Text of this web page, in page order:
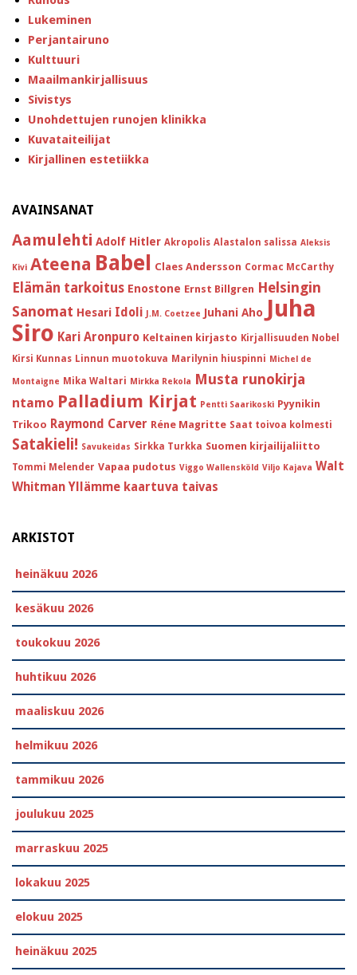
Lukeminen
Perjantairuno
Kulttuuri
Maailmankirjallisuus
Sivistys
Unohdettujen runojen klinikka
Kuvataiteilijat
Kirjallinen estetiikka
AVAINSANAT
Aamulehti Adolf Hitler Akropolis Alastalon salissa Aleksis
Kivi Ateena Babel Claes Andersson Cormac McCarthy
Elämän tarkoitus Enostone Ernst Billgren Helsingin
Sanomat Hesari Idoli J.M. Coetzee Juhani Aho Juha
Siro Kari Aronpuro Keltainen kirjasto Kirjallisuuden Nobel
Kirsi Kunnas Linnun muotokuva Marilynin hiuspinni Michel de
Montaigne Mika Waltari Mirkka Rekola Musta runokirja
ntamo Palladium Kirjat Pentti Saarikoski Pyynikin
Trikoo Raymond Carver Réne Magritte Saat toivoa kolmesti
Satakieli! Savukeidas Sirkka Turkka Suomen kirjailijaliitto
Tommi Melender Vapaa pudotus Viggo Wallensköld Viljo Kajava Walt
Whitman Yllämme kaartuva taivas
ARKISTOT
heinäkuu 2026
kesäkuu 2026
toukokuu 2026
huhtikuu 2026
maaliskuu 2026
helmikuu 2026
tammikuu 2026
joulukuu 2025
marraskuu 2025
lokakuu 2025
elokuu 2025
heinäkuu 2025